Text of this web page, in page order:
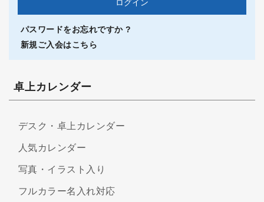
パスワードをお忘れですか ?
新規ご入会はこちら
卓上カレンダー
デスク・卓上カレンダー
人気カレンダー
写真・イラスト入り
フルカラー名入れ対応